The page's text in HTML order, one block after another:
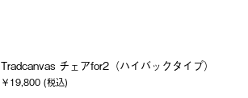
Tradcanvas チェアfor2（ハイバックタイプ）
￥19,800 (税込)